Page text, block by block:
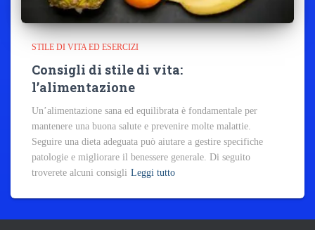
STILE DI VITA ED ESERCIZI
Consigli di stile di vita:
l’alimentazione
Un’alimentazione sana ed equilibrata è fondamentale per
mantenere una buona salute e prevenire molte malattie.
Seguire una dieta adeguata può aiutare a gestire specifiche
patologie e migliorare il benessere generale. Di seguito
troverete alcuni consigli Leggi tutto